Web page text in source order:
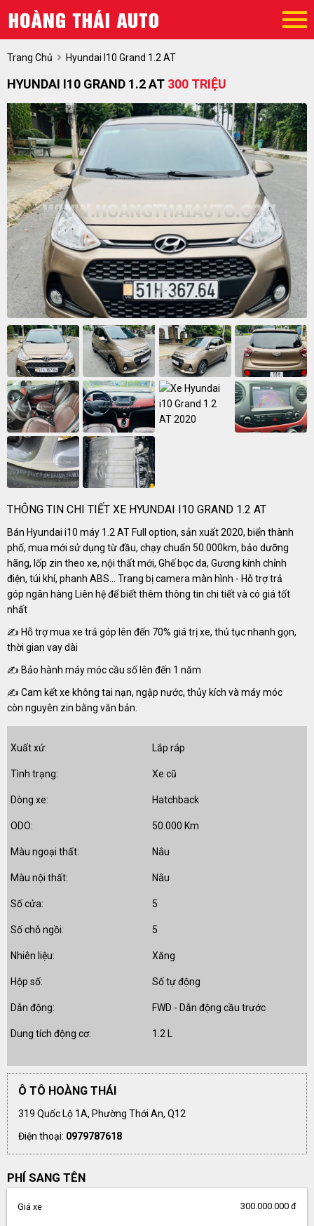
Trang Chủ Hyundai I10 Grand 1.2 AT
HYUNDAI I10 GRAND 1.2 AT 300 TRIỆU
THÔNG TIN CHI TIẾT XE HYUNDAI I10 GRAND 1.2 AT
Bán Hyundai i10 máy 1.2 AT Full option, sản xuất 2020, biển thành
phố, mua mới sử dụng từ đầu, chạy chuẩn 50.000km, bảo dưỡng
hãng, lốp zin theo xe, nội thất mới, Ghế bọc da, Gương kính chỉnh
điện, túi khí, phanh ABS... Trang bị camera màn hình - Hỗ trợ trả
góp ngân hàng Liên hệ để biết thêm thông tin chi tiết và có giá tốt
nhất
✍ Hỗ trợ mua xe trả góp lên đến 70% giá trị xe, thủ tục nhanh gọn,
thời gian vay dài
✍ Bảo hành máy móc cầu số lên đến 1 năm
✍ Cam kết xe không tai nạn, ngập nước, thủy kích và máy móc
còn nguyên zin bằng văn bản.
Xuất xứ: Lắp ráp
Tình trạng: Xe cũ
Dòng xe: Hatchback
ODO: 50.000 Km
Màu ngoại thất: Nâu
Màu nội thất: Nâu
Số cửa: 5
Số chỗ ngồi: 5
Nhiên liệu: Xăng
Hộp số: Số tự động
Dẫn động: FWD - Dẫn động cầu trước
Dung tích động cơ: 1.2 L
Ô TÔ HOÀNG THÁI
319 Quốc Lộ 1A, Phường Thới An, Q12
Điện thoại: 0979787618
PHÍ SANG TÊN
Giá xe 300.000.000 đ